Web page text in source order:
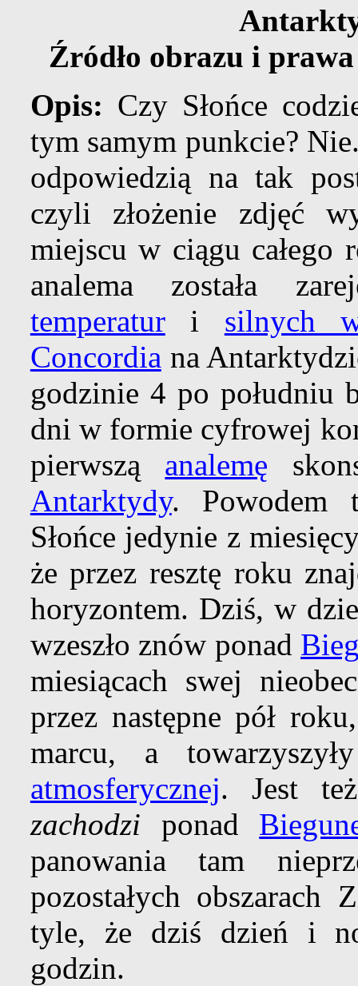
Źródło obrazu i
Opis: Czy Słońce
tym samym punkcie?
odpowiedzią na tak
czyli złożenie zdjęć
miejscu w ciągu całego
analema została
temperaturi silnych
Concordia na
godzinie 4 po południu
dni w formie cyfrowej
pierwszą analemę
Antarktydy. Powodem
Słońce jedynie z
że przez resztę roku
horyzontem. Dziś, w
wzeszło znów ponad
miesiącach swej
przez następne pół
marcu, a
atmosferycznej. Jest
zachodzi ponad
panowania tam
pozostałych obszarach
tyle, że dziś dzień i
godzin.